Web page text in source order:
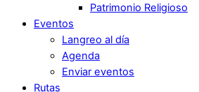
Patrimonio Religioso
Eventos
Langreo al día
Agenda
Enviar eventos
Rutas